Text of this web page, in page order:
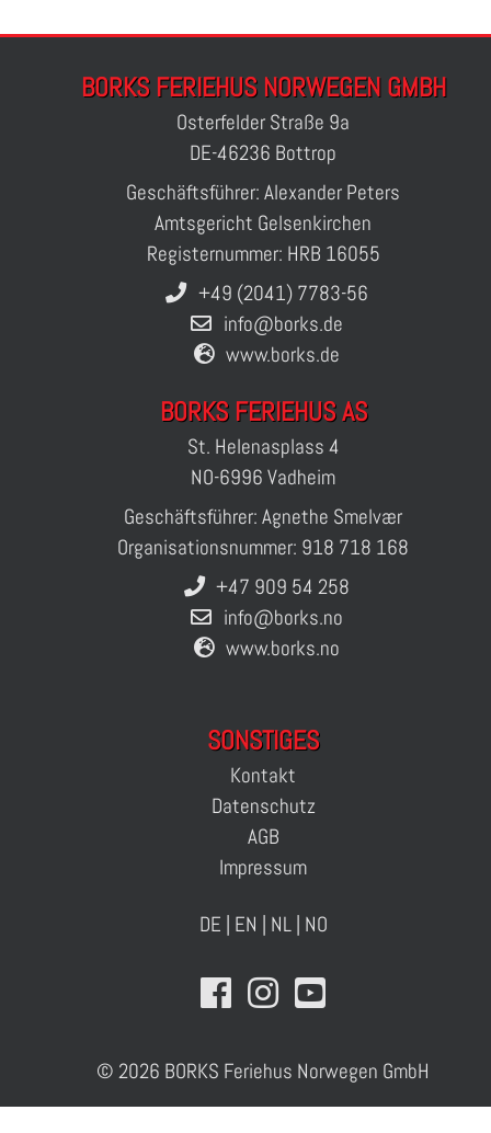
BORKS FERIEHUS NORWEGEN GMBH
Osterfelder Straße 9a
DE-46236 Bottrop
Geschäftsführer: Alexander Peters
Amtsgericht Gelsenkirchen
Registernummer: HRB 16055
+49 (2041) 7783-56
info@borks.de
www.borks.de
BORKS FERIEHUS AS
St. Helenasplass 4
NO-6996 Vadheim
Geschäftsführer: Agnethe Smelvær
Organisationsnummer: 918 718 168
+47 909 54 258
info@borks.no
www.borks.no
SONSTIGES
Kontakt
Datenschutz
AGB
Impressum
DE | EN | NL| NO
© 2026 BORKS Feriehus Norwegen GmbH